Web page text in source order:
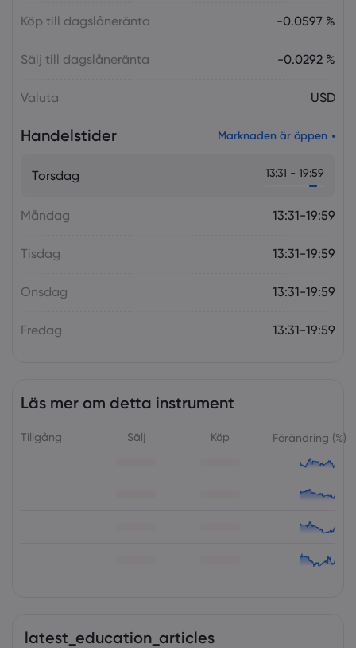
Köp till dagslåneränta -0.0597 %
Sälj till dagslåneränta -0.0292 %
Valuta USD
Handelstider Marknaden är öppen
Torsdag 13:31 - 19:59
Måndag 13:31-19:59
Tisdag 13:31-19:59
Onsdag 13:31-19:59
Fredag 13:31-19:59
Läs mer om detta instrument
Tillgång Sälj Köp Förändring (%)
latest_education_articles